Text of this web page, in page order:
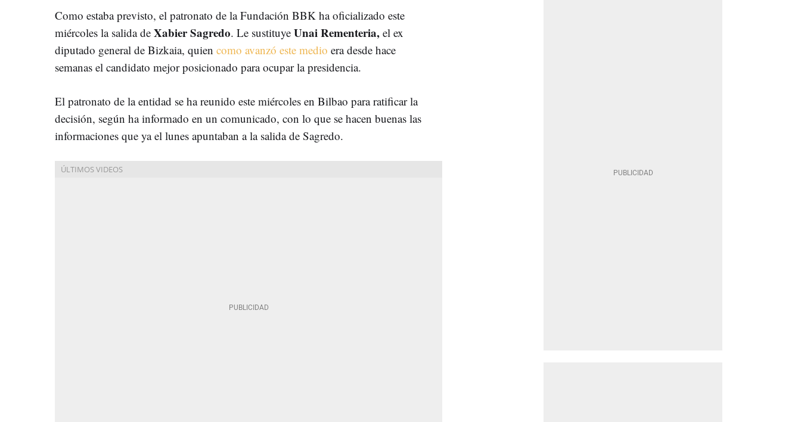
Como estaba previsto, el patronato de la Fundación BBK ha oficializado este
miércoles la salida de Xabier Sagredo. Le sustituye Unai Rementeria, el ex
diputado general de Bizkaia, quien como avanzó este medio era desde hace
semanas el candidato mejor posicionado para ocupar la presidencia.
El patronato de la entidad se ha reunido este miércoles en Bilbao para ratificar la
decisión, según ha informado en un comunicado, con lo que se hacen buenas las
informaciones que ya el lunes apuntaban a la salida de Sagredo.